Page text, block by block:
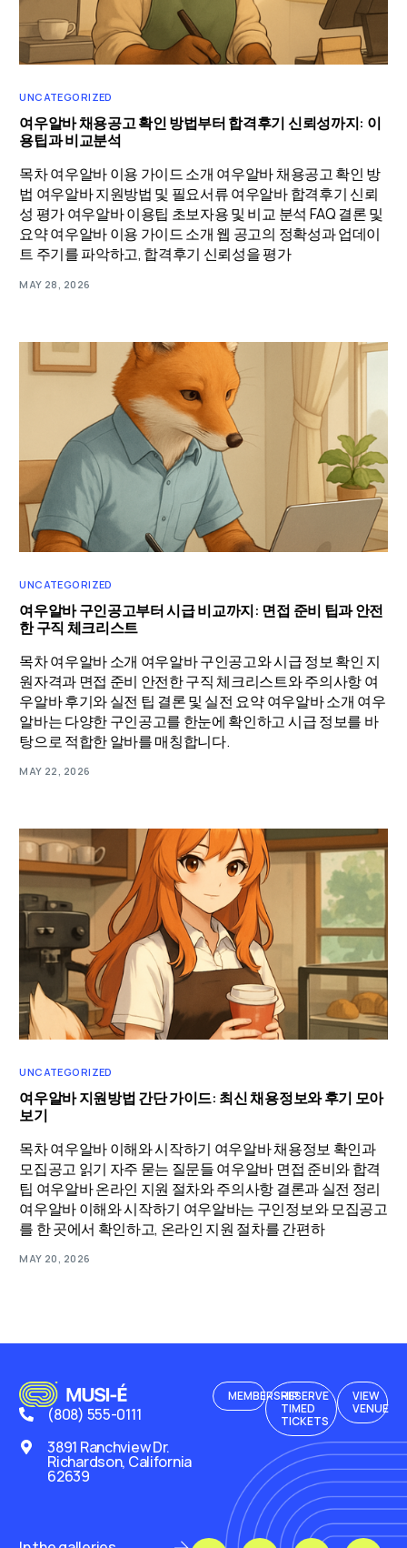
UNCATEGORIZED
여우알바 채용공고 확인 방법부터 합격후기 신뢰성까지: 이
용팁과 비교분석
목차 여우알바 이용 가이드 소개 여우알바 채용공고 확인 방
법 여우알바 지원방법 및 필요서류 여우알바 합격후기 신뢰
성 평가 여우알바 이용팁 초보자용 및 비교 분석 FAQ 결론 및
요약 여우알바 이용 가이드 소개 웹 공고의 정확성과 업데이
트 주기를 파악하고, 합격후기 신뢰성을 평가
MAY 28, 2026
UNCATEGORIZED
여우알바 구인공고부터 시급 비교까지: 면접 준비 팁과 안전
한 구직 체크리스트
목차 여우알바 소개 여우알바 구인공고와 시급 정보 확인 지
원자격과 면접 준비 안전한 구직 체크리스트와 주의사항 여
우알바 후기와 실전 팁 결론 및 실전 요약 여우알바 소개 여우
알바는 다양한 구인공고를 한눈에 확인하고 시급 정보를 바
탕으로 적합한 알바를 매칭합니다.
MAY 22, 2026
UNCATEGORIZED
여우알바 지원방법 간단 가이드: 최신 채용정보와 후기 모아
보기
목차 여우알바 이해와 시작하기 여우알바 채용정보 확인과
모집공고 읽기 자주 묻는 질문들 여우알바 면접 준비와 합격
팁 여우알바 온라인 지원 절차와 주의사항 결론과 실전 정리
여우알바 이해와 시작하기 여우알바는 구인정보와 모집공고
를 한 곳에서 확인하고, 온라인 지원 절차를 간편하
MAY 20, 2026
(808) 555-0111
3891 Ranchview Dr.
Richardson, California
62639
MEMBERSHIPRESERVE
TIMED
TICKETS
VIEW
VENUE